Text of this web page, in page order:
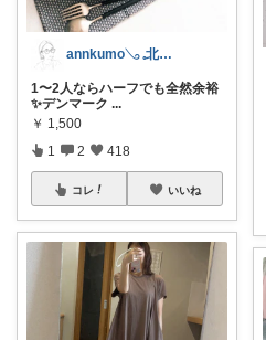
annkumo𓂅 𓈒北欧ゆるミニマル
1〜2人ならハーフでも全然余裕
✨デンマーク ...
￥ 1,500
1 2 418
コレ いいね